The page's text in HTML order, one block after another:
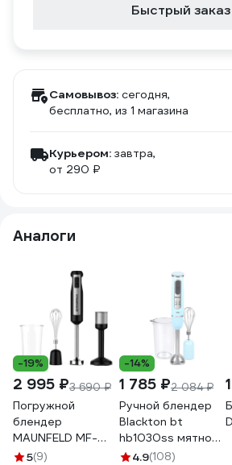
Быстрый заказ
Самовывоз: сегодня,
бесплатно, из 1 магазина
Курьером: завтра,
от 290 ₽
Аналоги
-19%
2 995 ₽3 690 ₽
Погружной
блендер
MAUNFELD MF-
133B
5(9)
-14%
1 785 ₽2 084 ₽
Ручной блендер
Blackton bt
hb1030ss мятно-
голубой
4.9(108)